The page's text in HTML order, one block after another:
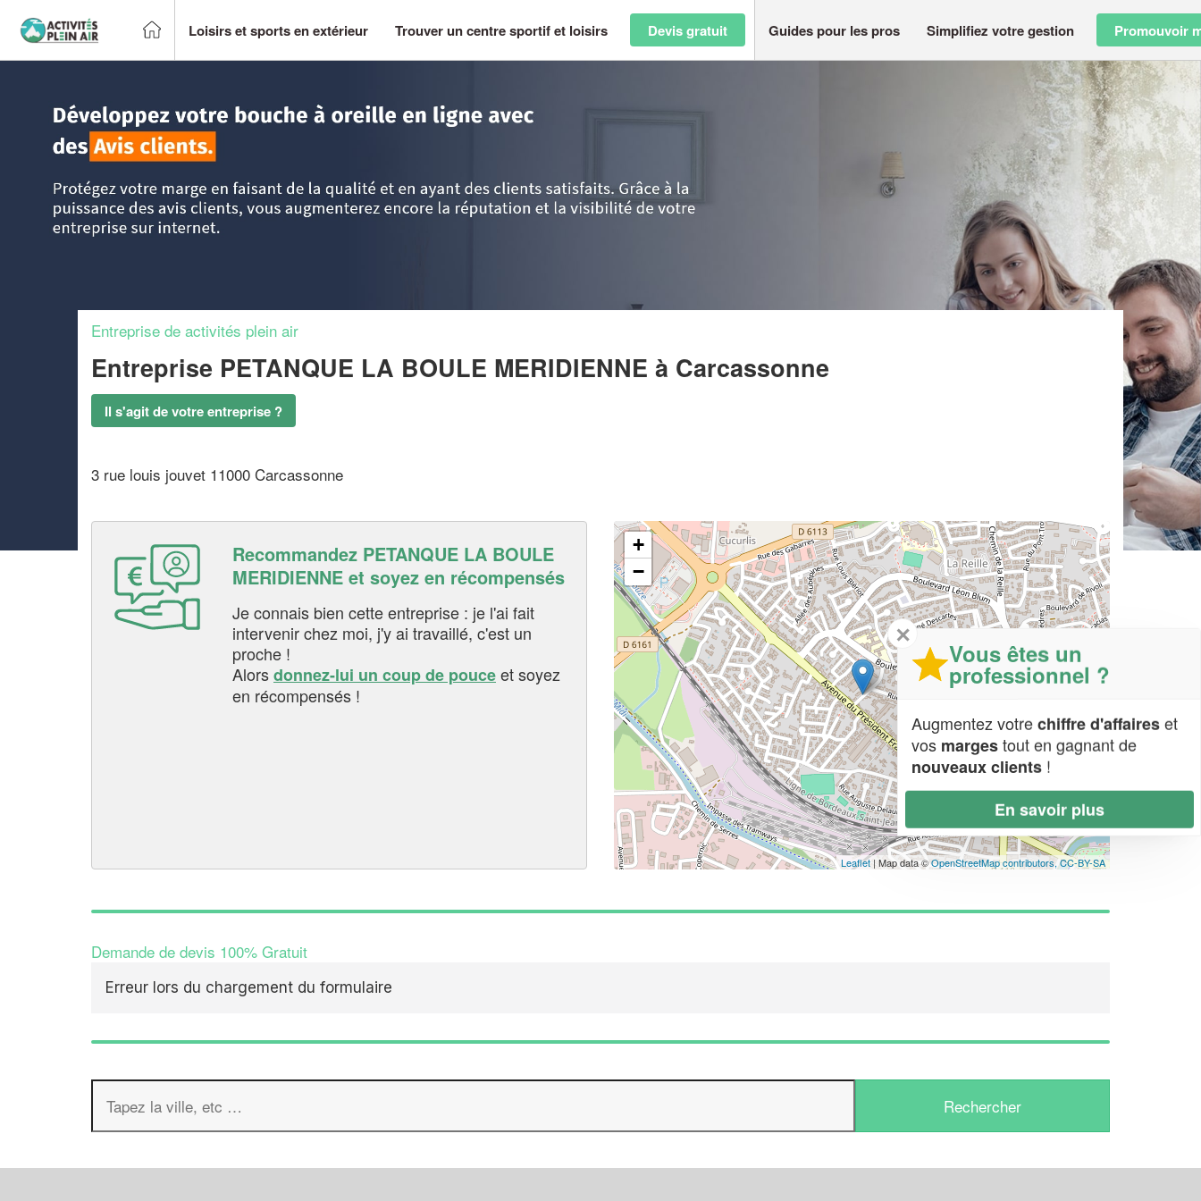
Loisirs et sports en extérieur Trouver un centre sportif et loisirs Devis gratuit Guides pour les pros Simplifiez votre gestion Promouvoir
Entreprise de activités plein air
Entreprise PETANQUE LA BOULE MERIDIENNE à Carcassonne
Il s'agit de votre entreprise ?
3 rue louis jouvet 11000 Carcassonne
Recommandez PETANQUE LA BOULE
MERIDIENNE et soyez en récompensés
Je connais bien cette entreprise : je l'ai fait
intervenir chez moi, j'y ai travaillé, c'est un
proche !
Alorsdonnez-lui un coup de pouceet soyez
en récompensés !
+
−
Leaflet | Map data ©OpenStreetMap contributors,CC-BY-SA
Demande de devis 100% Gratuit
Erreur lors du chargement du formulaire
✕
Vous êtes un
professionnel ?
Augmentez votrechiffre d'affaireset
vos margestout en gagnant de
nouveaux clients !
En savoir plus